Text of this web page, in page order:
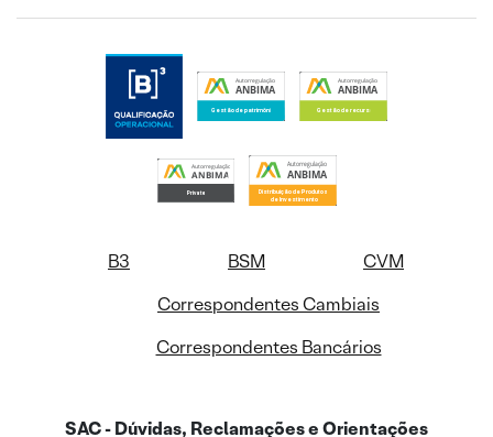
B3 BSM
CVM
Correspondentes Cambiais
Correspondentes Bancários
SAC - Dúvidas, Reclamações e Orientações